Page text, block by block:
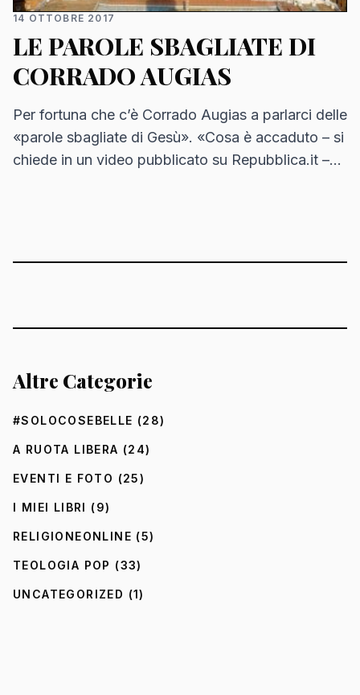
14 OTTOBRE 2017
LE PAROLE SBAGLIATE DI
CORRADO AUGIAS
Per fortuna che c’è Corrado Augias a parlarci delle
«parole sbagliate di Gesù». «Cosa è accaduto – si
chiede in un video pubblicato su Repubblica.it –
Altre Categorie
#SOLOCOSEBELLE (28)
A RUOTA LIBERA (24)
EVENTI E FOTO (25)
I MIEI LIBRI (9)
RELIGIONEONLINE (5)
TEOLOGIA POP (33)
UNCATEGORIZED (1)